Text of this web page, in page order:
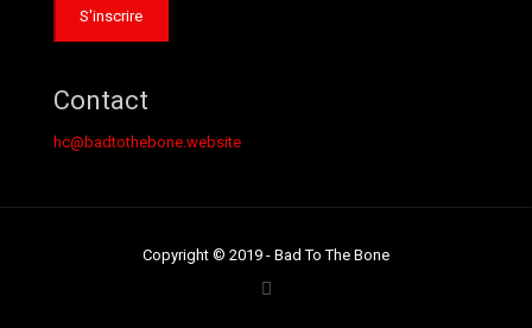
Contact
hc@badtothebone.website
Copyright © 2019 - Bad To The Bone